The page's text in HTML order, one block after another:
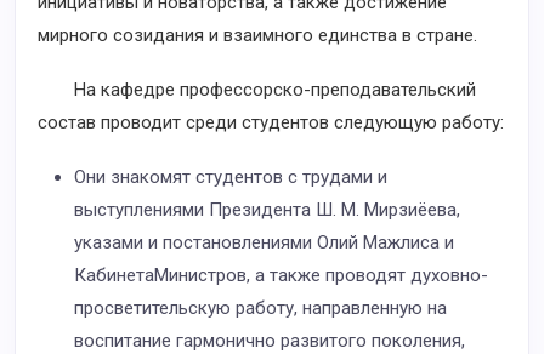
мирного созидания и взаимного единства в стране.
На кафедре профессорско-преподавательский
состав проводит среди студентов следующую работу:
Они знакомят студентов с трудами и
выступлениями Президента Ш. М. Мирзиёева,
указами и постановлениями Олий Мажлиса и
КабинетаМинистров, а также проводят духовно-
просветительскую работу, направленную на
воспитание гармонично развитого поколения,